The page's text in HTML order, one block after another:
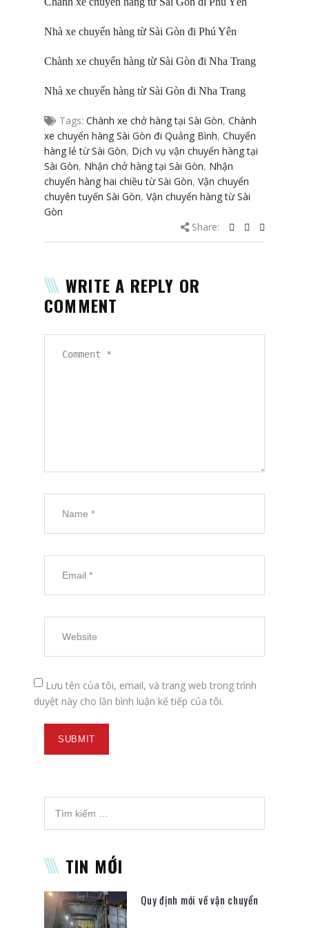
Nhà xe chuyển hàng từ Sài Gòn đi Phú Yên
Chành xe chuyển hàng từ Sài Gòn đi Nha Trang
Nhà xe chuyển hàng từ Sài Gòn đi Nha Trang
Tags: Chành xe chở hàng tại Sài Gòn, Chành
xe chuyển hàng Sài Gòn đi Quảng Bình, Chuyển
hàng lẻ từ Sài Gòn, Dịch vụ vận chuyển hàng tại
Sài Gòn, Nhận chở hàng tại Sài Gòn, Nhận
chuyển hàng hai chiều từ Sài Gòn, Vận chuyển
chuyên tuyến Sài Gòn, Vận chuyển hàng từ Sài
Gòn
Share:
WRITE A REPLY OR
COMMENT
Lưu tên của tôi, email, và trang web trong trình
duyệt này cho lần bình luận kế tiếp của tôi.
TIN MỚI
Quy định mới về vận chuyển